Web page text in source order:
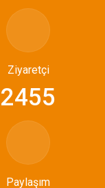
Ziyaretçi
2455
Paylaşım